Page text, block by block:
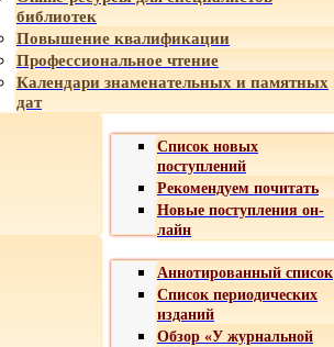
библиотек
Повышение квалификации
Профессиональное чтение
Календари знаменательных и памятных
дат
Список новых
поступлений
Рекомендуем почитать
Новые поступления он-
лайн
Аннотированный список
Список периодических
изданий
Обзор «У журнальной